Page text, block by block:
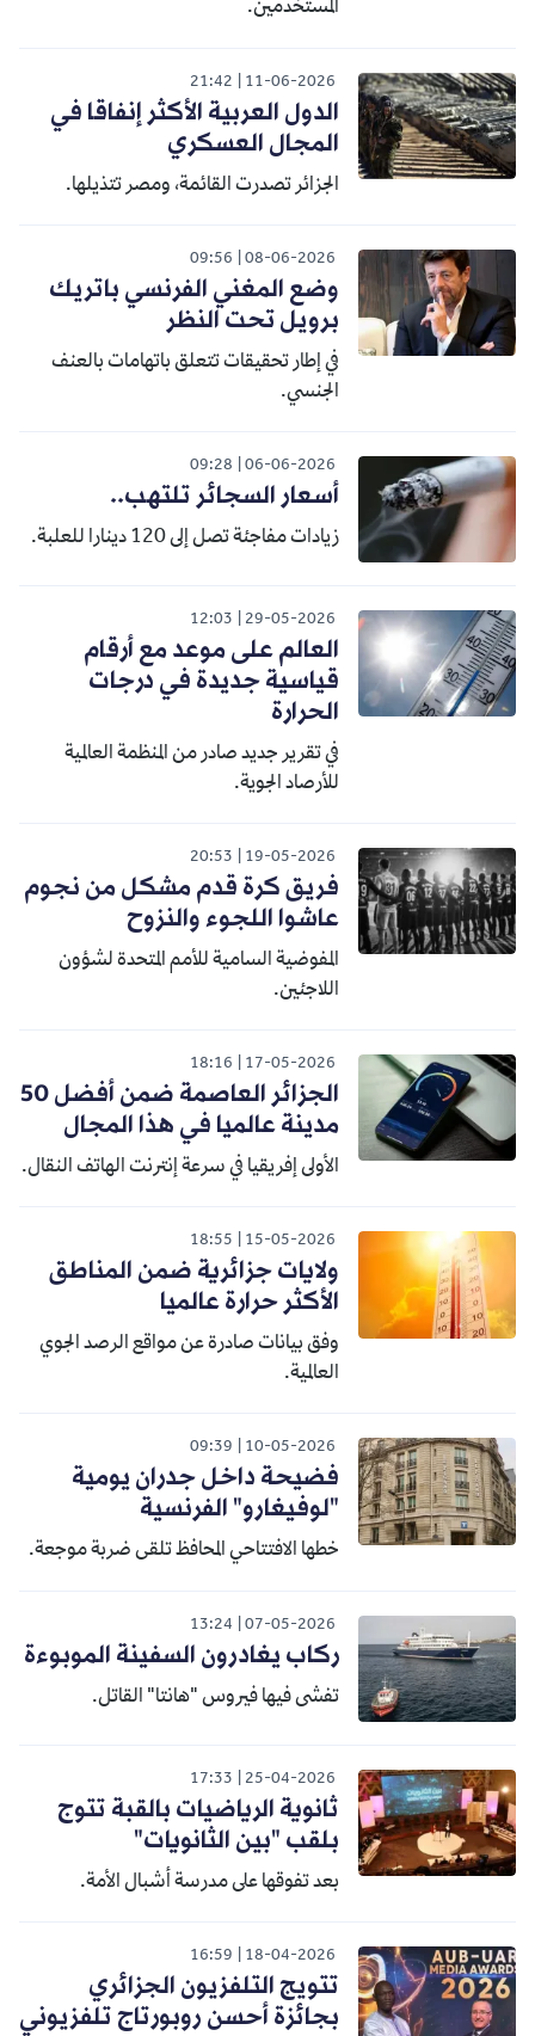
المستخدمين.
11-06-2026
21:42
الدول العربية الأكثر إنفاقا في
المجال العسكري
الجزائر تصدرت القائمة، ومصر تتذيلها.
08-06-2026
09:56
وضع المغني الفرنسي باتريك
برويل تحت النظر
في إطار تحقيقات تتعلق باتهامات بالعنف
الجنسي.
06-06-2026
09:28
أسعار السجائر تلتهب..
زيادات مفاجئة تصل إلى 120 دينارا للعلبة.
29-05-2026
12:03
العالم على موعد مع أرقام
قياسية جديدة في درجات
الحرارة
في تقرير جديد صادر من المنظمة العالمية
للأرصاد الجوية.
19-05-2026
20:53
فريق كرة قدم مشكل من نجوم
عاشوا اللجوء والنزوح
المفوضية السامية للأمم المتحدة لشؤون
اللاجئين.
17-05-2026
18:16
الجزائر العاصمة ضمن أفضل 50
مدينة عالميا في هذا المجال
الأولى إفريقيا في سرعة إنترنت الهاتف النقال.
15-05-2026
18:55
ولايات جزائرية ضمن المناطق
الأكثر حرارة عالميا
وفق بيانات صادرة عن مواقع الرصد الجوي
العالمية.
10-05-2026
09:39
فضيحة داخل جدران يومية
"لوفيغارو" الفرنسية
خطها الافتتاحي المحافظ تلقى ضربة موجعة.
07-05-2026
13:24
ركاب يغادرون السفينة الموبوءة
تفشى فيها فيروس "هانتا" القاتل.
25-04-2026
17:33
ثانوية الرياضيات بالقبة تتوج
بلقب "بين الثانويات"
بعد تفوقها على مدرسة أشبال الأمة.
18-04-2026
16:59
تتويج التلفزيون الجزائري
بجائزة أحسن روبورتاج تلفزيوني